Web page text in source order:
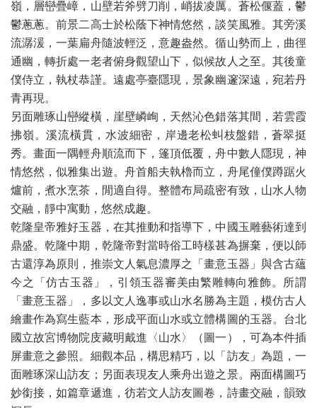
嶺，層巒疊嶂，山壁若斧劈刀削，峭拔凌厲。蒼松偃蓋，鬱
鬱蔥蔥。前景二高士於松蔭下神情悠然，談笑風雅。其旁溪
流潺湲，一葉扁舟隨波輕泛，意趣盎然。循山勢而上，曲徑
通幽，轉折處一老者俯身觀望山下，似候故人之至。其後童
僕侍立，執杖恭謹。遠處亭臺隱現，景象幽邃深遠，宛若丹
青再現。
另面雕琢山巒縱橫，崖壁嶙峋，天然沁色錯落其間，若雲霞
拂嶺。溪流橫貫，水波細密，岸邊老松虯枝盤錯，蒼翠挺
秀。畫面一隅輕舟順流而下，篷頂低覆，舟中數人隱現，神
情悠然，似雅集出遊。舟首船夫執櫓而立，舟尾僮僕蹲踞火
爐前，煮水烹茶，閒適自得。整體布局疏密有致，山水人物
交融，靜中寓動，悠然成趣。
乾隆皇帝雅好玉器，在其推動和指導下，中國玉雕藝術達到
鼎盛。乾隆中期，乾隆帝對當時俗工時樣甚為摒棄，便以師
古還淳為原則，推崇文人氣息濃厚之「畫意玉器」與含古蘊
今之「仿古玉器」，引領玉器審美由繁雕轉向雅飾。所謂
「畫意玉器」，多以文人逸事或山水名勝為主題，模仿古人
繪畫作為寫生藍本，形成平面山水或立體構圖的玉器。台北
國立故宮博物院庋藏明戴進〈山水〉（圖一），可為本件插
屏畫意之參照。細觀本品，構思精巧，以「訪友」為題，一
面雕琢深山訪友；另面表現友人乘舟出遊之景。兩面構圖巧
妙銜接，如篇章遞進，彷若文人訪友圖卷，詩畫交融，韻致